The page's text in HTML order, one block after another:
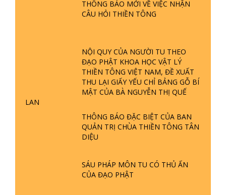
THÔNG BÁO MỚI VỀ VIỆC NHẬN
CÂU HỎI THIỀN TÔNG
NỘI QUY CỦA NGƯỜI TU THEO
ĐẠO PHẬT KHOA HỌC VẬT LÝ
THIỀN TÔNG VIỆT NAM, ĐỀ XUẤT
THU LẠI GIẤY YẾU CHỈ BẢNG GỖ BÍ
MẬT CỦA BÀ NGUYỄN THỊ QUẾ
LAN
THÔNG BÁO ĐẶC BIỆT CỦA BAN
QUẢN TRỊ CHÙA THIỀN TÔNG TÂN
DIỆU
SÁU PHÁP MÔN TU CÓ THỦ ẤN
CỦA ĐẠO PHẬT
PHẬT GIỚI CÓ THỜI GIAN KHÔNG? |
TTTD
ĐÀNG Ở ĐÂU? ĐỊA NGỤC Ở ĐÂU?
ĐỨC CHÚA TRỜI LÀ AI? QUỶ SA
TĂNG? | TTTD
GIẢI ĐÁP THIỀN TÔNG ĐẶC BIỆT P22
- TẠI SAO TRÁI ĐẤT NHIỀU THIÊN TAI
GIẢI ĐÁP THIỀN TÔNG ĐẶC BIỆT P21
- TẠI SAO ĐỨC PHẬT BƯỚC ĐI 7
GIẢI ĐÁP VỀ LỄ TIỄN THIỀN TÔNG SƯ